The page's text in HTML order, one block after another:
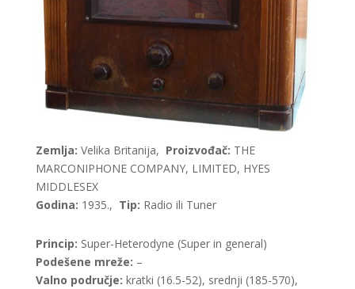
Zemlja: Velika Britanija, Proizvođač: THE
MARCONIPHONE COMPANY, LIMITED, HYES
MIDDLESEX
Godina: 1935., Tip: Radio ili Tuner
Princip: Super-Heterodyne (Super in general)
Podešene mreže: –
Valno područje: kratki (16.5-52), srednji (185-570),